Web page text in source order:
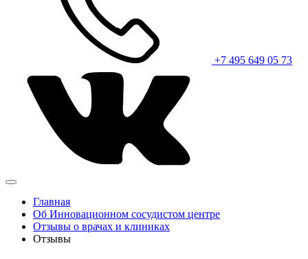
+7 495 649 05 73
Главная
Об Инновационном сосудистом центре
Отзывы о врачах и клиниках
Отзывы